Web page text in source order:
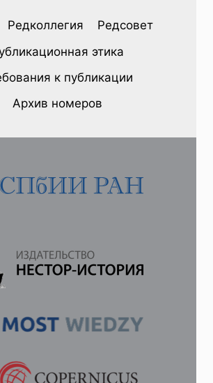
В.
«РАБОТА
В
ВЕДЕТСЯ
СОВЕТСКОЕ
КРЕСТЬЯНСТВО
ЛЕНИНГРАДСКОГО
ПОЛИТЕХНИКУМА
Редколлегия
Редсовет
этика
к публикации
Архив номеров